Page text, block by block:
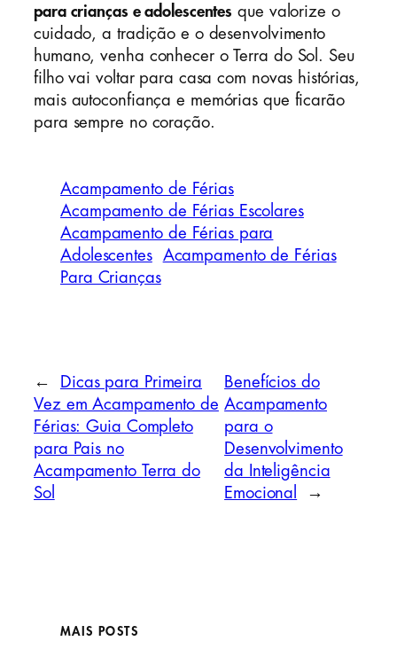
para crianças e adolescentes que valorize o
cuidado, a tradição e o desenvolvimento
humano, venha conhecer o Terra do Sol. Seu
filho vai voltar para casa com novas histórias,
mais autoconfiança e memórias que ficarão
para sempre no coração.
Acampamento de Férias
Acampamento de Férias Escolares
Acampamento de Férias para
Adolescentes
Acampamento de Férias
Para Crianças
←
Dicas para Primeira
Vez em Acampamento de
Férias: Guia Completo
para Pais no
Acampamento Terra do
Sol
Benefícios do
Acampamento
para o
Desenvolvimento
da Inteligência
Emocional
→
MAIS POSTS